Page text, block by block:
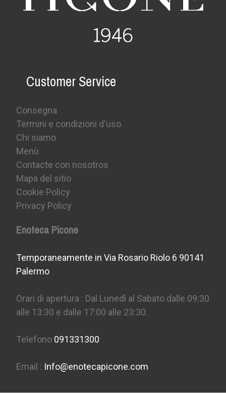
Customer Service
Consegna
Termini e condizioni d'uso
Chi siamo
Menù
Contacte con nosotros
Mapa del sitio
Cookie Policy
Privacy Policy
Enoteca Picone
Temporaneamente in Via Rosario Riolo 6 90141
Palermo
Orari di apertura : Dal Lunedì al Sabato dalle 09:30
alle 13:30 e dalle 17:00 alle 23:30.
Telefono 091331300
Email : Info@enotecapicone.com